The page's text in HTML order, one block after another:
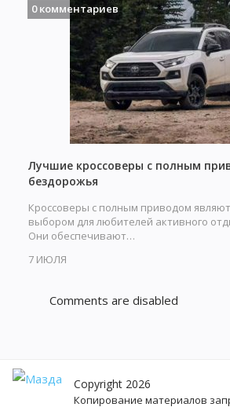
0 комментариев
Лучшие кроссоверы с полным
бездорожья
Кроссоверы с полным приводом
выбором для любителей активного
Они обеспечивают…
7 ИЮЛЯ
Comments are disabled
Copyright 2026
Копирование материалов